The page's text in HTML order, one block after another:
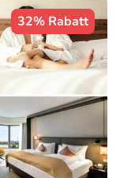
32% Rabatt